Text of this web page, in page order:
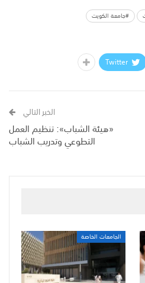
#جامعة الكويت
Twitter
الخبر التالي
«هيئة الشباب»: تنظيم العمل
التطوعي وتدريب الشباب
الجامعات الخاصة